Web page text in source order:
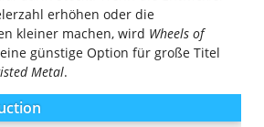
erhöhen oder die
kleiner machen, wird Wheels of
günstige Option für große Titel
Metal.